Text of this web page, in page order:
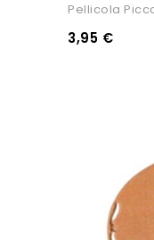
Pellicola
3,95 €